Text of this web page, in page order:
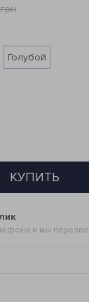
Голубой
КУПИТЬ
и мы